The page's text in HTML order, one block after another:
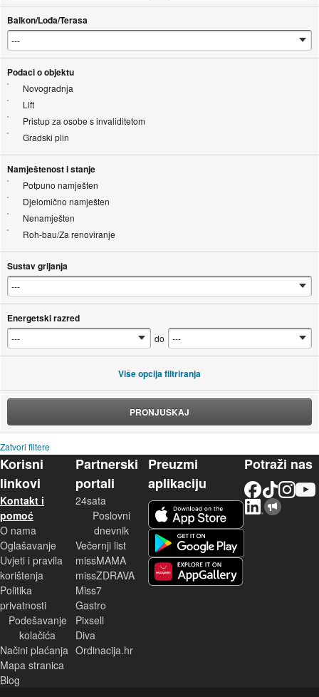
Balkon/Lođa/Terasa
Podaci o objektu
Novogradnja
Lift
Pristup za osobe s invaliditetom
Gradski plin
Namještenost i stanje
Potpuno namješten
Djelomično namješten
Nenamješten
Roh-bau/Za renoviranje
Sustav grijanja
Energetski razred
do
Više opcija filtriranja
PRONJUŠKAJ
Zatvori filtere
Korisni
linkovi
Kontakt i
pomoć
O nama
Oglašavanje
Uvjeti i pravila
korištenja
Politika
privatnosti
Podešavanje
kolačića
Načini plaćanja
Mapa stranica
Blog
Partnerski
portali
24sata
Poslovni
dnevnik
Večernji list
missMAMA
missZDRAVA
Miss7
Gastro
Pixsell
Diva
Ordinacija.hr
Preuzmi
aplikaciju
Potraži nas